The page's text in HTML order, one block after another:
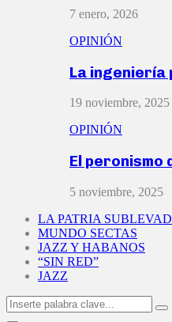
7 enero, 2026
OPINIÓN
La ingeniería
19 noviembre, 2025
OPINIÓN
El peronismo
5 noviembre, 2025
LA PATRIA
MUNDO SECTAS
JAZZ Y HABANOS
“SIN RED”
JAZZ
Search
for: